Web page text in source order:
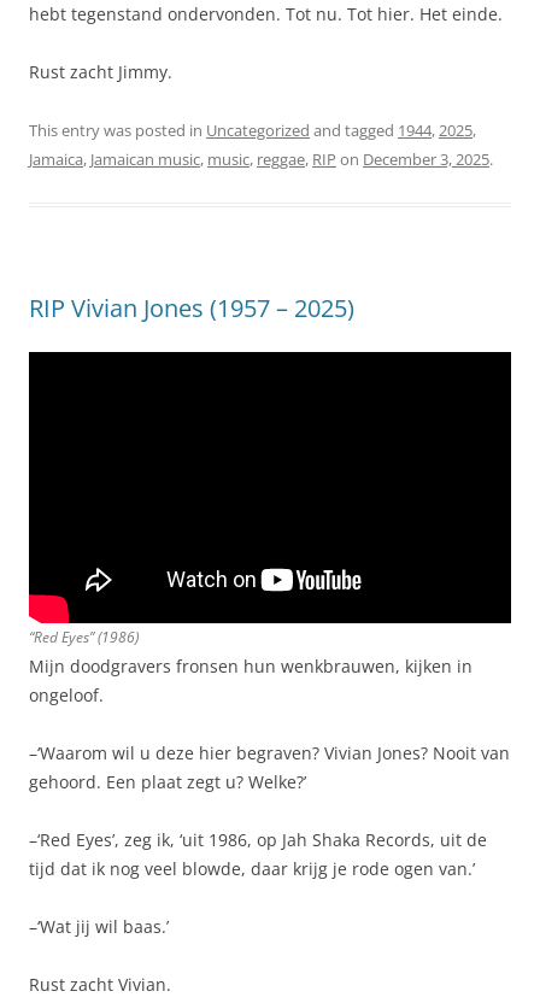
hebt tegenstand ondervonden. Tot nu. Tot hier. Het einde.
Rust zacht Jimmy.
This entry was posted in Uncategorized and tagged 1944,2025,
Jamaica, Jamaican music, music, reggae, RIP on December 3, 2025.
RIP Vivian Jones (1957 – 2025)
“Red Eyes” (1986)
Mijn doodgravers fronsen hun wenkbrauwen, kijken in
ongeloof.
–‘Waarom wil u deze hier begraven? Vivian Jones? Nooit van
gehoord. Een plaat zegt u? Welke?’
–‘Red Eyes’, zeg ik, ‘uit 1986, op Jah Shaka Records, uit de
tijd dat ik nog veel blowde, daar krijg je rode ogen van.’
–‘Wat jij wil baas.’
Rust zacht Vivian.